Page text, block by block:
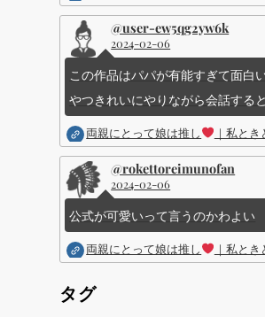
@user-ew5qg2yw6k
2024-02-06
この作品はパパが有能すぎて面白
やつきれいにやりながら会話する
両親にとって娘は推し ｜私と
@rokettoreimunofan
2024-02-06
公式が可愛いって言うのかわよい
両親にとって娘は推し ｜私と
タグ